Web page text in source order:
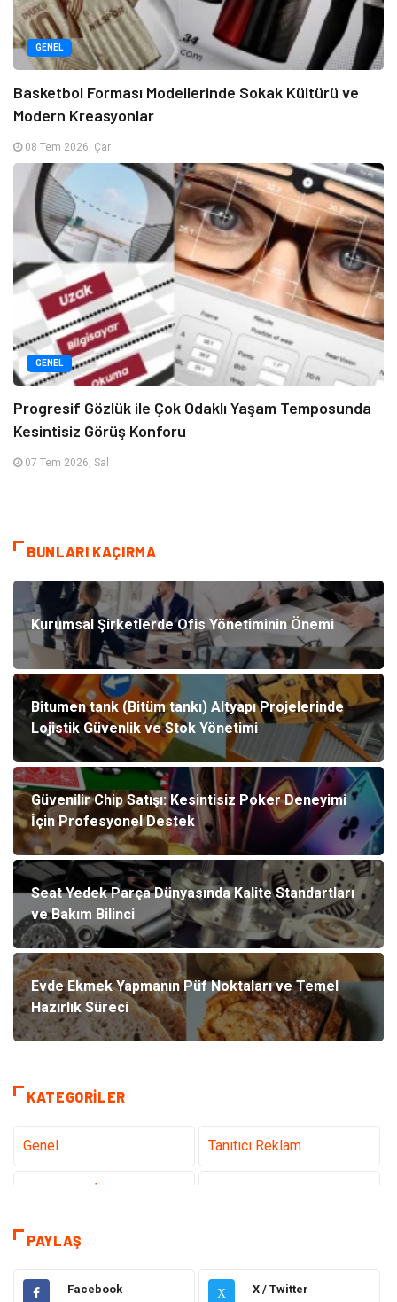
GENEL
Basketbol Forması Modellerinde Sokak Kültürü ve
Modern Kreasyonlar
08 Tem 2026, Çar
GENEL
Progresif Gözlük ile Çok Odaklı Yaşam Temposunda
Kesintisiz Görüş Konforu
07 Tem 2026, Sal
BUNLARI KAÇIRMA
Kurumsal Şirketlerde Ofis Yönetiminin Önemi
Bitumen tank (Bitüm tankı) Altyapı Projelerinde
Lojistik Güvenlik ve Stok Yönetimi
Güvenilir Chip Satışı: Kesintisiz Poker Deneyimi
İçin Profesyonel Destek
Seat Yedek Parça Dünyasında Kalite Standartları
ve Bakım Bilinci
Evde Ekmek Yapmanın Püf Noktaları ve Temel
Hazırlık Süreci
KATEGORILER
Genel Tanıtıcı Reklam
Teknoloji & İnternet
Hizmet
Hukuk Emlak
PAYLAŞ
Facebook X X / Twitter